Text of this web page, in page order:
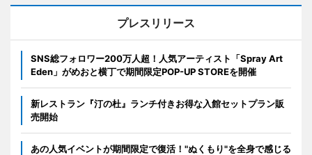
プレスリリース
SNS総フォロワー200万人超！人気アーティスト「Spray Art
Eden」がめおと横丁で期間限定POP-UP STOREを開催
新レストラン『汀の杜』ランチ付きお得な入館セットプラン販
売開始
あの人気イベントが期間限定で復活！"ぬくもり"を全身で感じる